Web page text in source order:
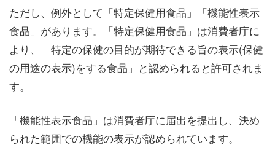
ただし、例外として「特定保健用食品」「機能性表示
食品」があります。「特定保健用食品」は消費者庁に
より、「特定の保健の目的が期待できる旨の表示(保健
の用途の表示)をする食品」と認められると許可されま
す。
「機能性表示食品」は消費者庁に届出を提出し、決め
られた範囲での機能の表示が認められています。